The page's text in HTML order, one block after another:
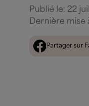
Publié le: 22
Dernière mise
Partager sur